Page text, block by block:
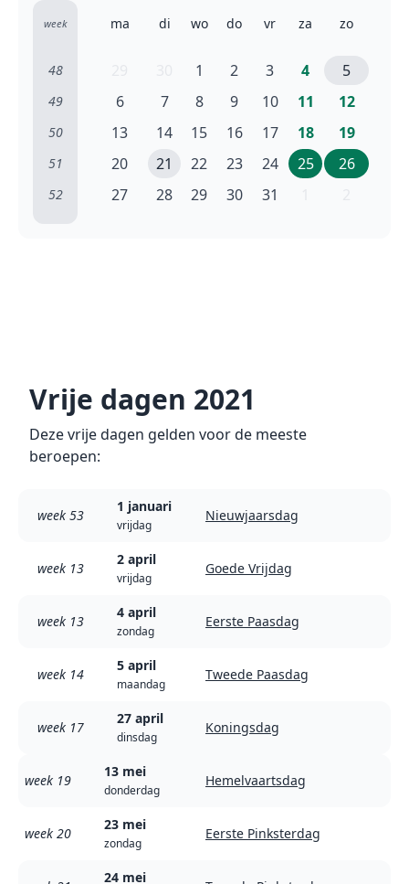
week ma di wo do vr za zo
48 1 2 3 4 5
49 6 7 8 9 10 11 12
50 13 14 15 16 17 18 19
51 20 21 22 23 24 25 26
52 27 28 29 30 31
Vrije dagen 2021
Deze vrije dagen gelden voor de meeste
beroepen:
week 53
1 januari
vrijdag
Nieuwjaarsdag
week 13
2 april
vrijdag
Goede Vrijdag
week 13
4 april
zondag
Eerste Paasdag
week 14
5 april
maandag
Tweede Paasdag
week 17
27 april
dinsdag
Koningsdag
week 19
13 mei
donderdag
Hemelvaartsdag
week 20
23 mei
zondag
Eerste Pinksterdag
24 mei